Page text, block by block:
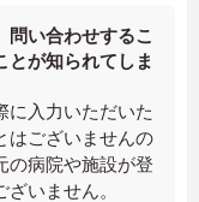
問い合わせするこ
とが知られてしま
に入力いただいた
はございませんの
の病院や施設が登
いません。